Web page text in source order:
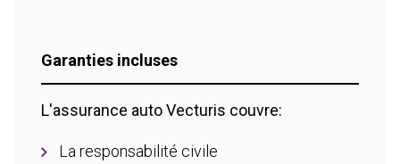
Garanties incluses
L'assurance auto Vecturis couvre:
La responsabilité civile